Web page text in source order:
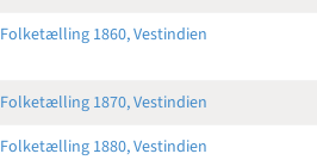
Folketælling 1860, Vestindien
Folketælling 1870, Vestindien
Folketælling 1880, Vestindien